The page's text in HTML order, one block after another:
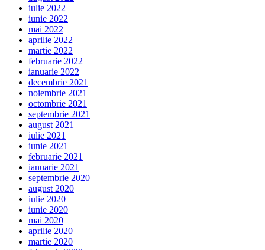
iulie 2022
iunie 2022
mai 2022
aprilie 2022
martie 2022
februarie 2022
ianuarie 2022
decembrie 2021
noiembrie 2021
octombrie 2021
septembrie 2021
august 2021
iulie 2021
iunie 2021
februarie 2021
ianuarie 2021
septembrie 2020
august 2020
iulie 2020
iunie 2020
mai 2020
aprilie 2020
martie 2020